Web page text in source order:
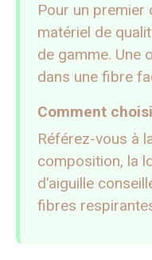
Pour un premier
matériel de
de gamme. Une
dans une fibre
Comment
Référez-vous à
composition, la
d’aiguille
fibres